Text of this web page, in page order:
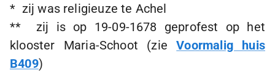
* zij was religieuze te Achel
** zij is op 19-09-1678 geprofest op het
klooster Maria-Schoot (zieVoormalig huis
B409)